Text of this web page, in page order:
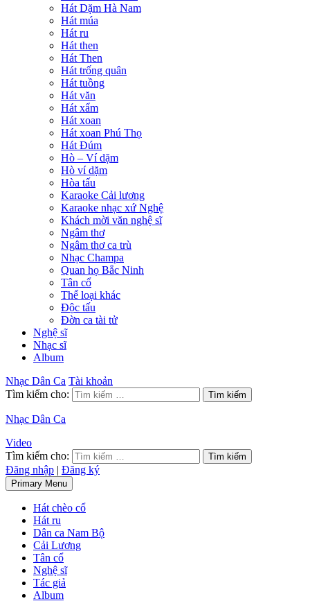
Hát Dặm Hà Nam
Hát múa
Hát ru
Hát then
Hát Then
Hát trống quân
Hát tuồng
Hát văn
Hát xẩm
Hát xoan
Hát xoan Phú Thọ
Hát Đúm
Hò – Ví dặm
Hò ví dặm
Hòa tấu
Karaoke Cải lương
Karaoke nhạc xứ Nghệ
Khách mời văn nghệ sĩ
Ngâm thơ
Ngâm thơ ca trù
Nhạc Champa
Quan họ Bắc Ninh
Tân cổ
Thể loại khác
Độc tấu
Đờn ca tài tử
Nghệ sĩ
Nhạc sĩ
Album
Nhạc Dân Ca Tài khoản
Tìm kiếm cho:
Nhạc Dân Ca
Video
Tìm kiếm cho:
Đăng nhập | Đăng ký
Primary Menu
Hát chèo cổ
Hát ru
Dân ca Nam Bộ
Cải Lương
Tân cổ
Nghệ sĩ
Tác giả
Album